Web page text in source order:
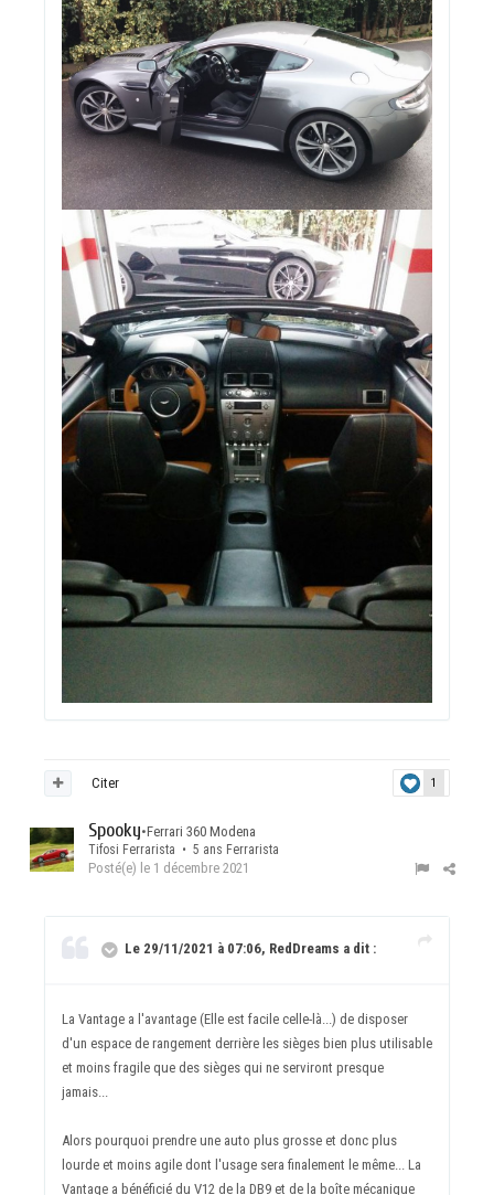
1
Citer
Spooky•Ferrari 360 Modena
Tifosi Ferrarista • 5 ans Ferrarista
Posté(e) le 1 décembre 2021
Le 29/11/2021 à 07:06, RedDreams a dit :
La Vantage a l'avantage (Elle est facile celle-là...) de disposer
d'un espace de rangement derrière les sièges bien plus utilisable
et moins fragile que des sièges qui ne serviront presque
jamais...
Alors pourquoi prendre une auto plus grosse et donc plus
lourde et moins agile dont l'usage sera finalement le même... La
Vantage a bénéficié du V12 de la DB9 et de la boîte mécanique